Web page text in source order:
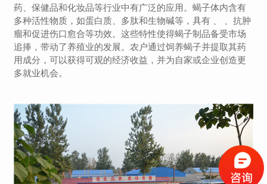
药、保健品和化妆品等行业中有广泛的应用。蝎子体内含有
多种活性物质，如蛋白质、多肽和生物碱等，具有 、 、抗肿
瘤和促进伤口愈合等功效。这些特性使得蝎子制品备受市场
追捧，带动了养殖业的发展。农户通过饲养蝎子并提取其药
用成分，可以获得可观的经济收益，并为自家或企业创造更
多就业机会。